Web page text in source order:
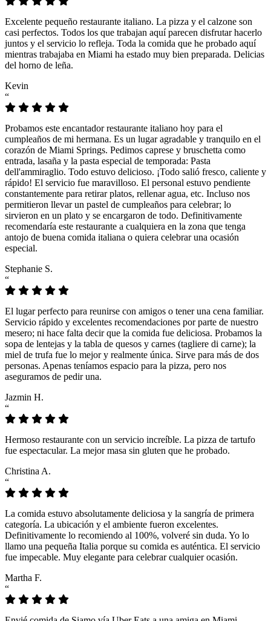
Excelente pequeño restaurante italiano. La pizza y el calzone son
casi perfectos. Todos los que trabajan aquí parecen disfrutar hacerlo
juntos y el servicio lo refleja. Toda la comida que he probado aquí
mientras trabajaba en Miami ha estado muy bien preparada. Delicias
del horno de leña.
Kevin
“
Probamos este encantador restaurante italiano hoy para el
cumpleaños de mi hermana. Es un lugar agradable y tranquilo en el
corazón de Miami Springs. Pedimos caprese y bruschetta como
entrada, lasaña y la pasta especial de temporada: Pasta
dell'ammiraglio. Todo estuvo delicioso. ¡Todo salió fresco, caliente y
rápido! El servicio fue maravilloso. El personal estuvo pendiente
constantemente para retirar platos, rellenar agua, etc. Incluso nos
permitieron llevar un pastel de cumpleaños para celebrar; lo
sirvieron en un plato y se encargaron de todo. Definitivamente
recomendaría este restaurante a cualquiera en la zona que tenga
antojo de buena comida italiana o quiera celebrar una ocasión
especial.
Stephanie S.
“
El lugar perfecto para reunirse con amigos o tener una cena familiar.
Servicio rápido y excelentes recomendaciones por parte de nuestro
mesero; ni hace falta decir que la comida fue deliciosa. Probamos la
sopa de lentejas y la tabla de quesos y carnes (tagliere di carne); la
miel de trufa fue lo mejor y realmente única. Sirve para más de dos
personas. Apenas teníamos espacio para la pizza, pero nos
aseguramos de pedir una.
Jazmin H.
“
Hermoso restaurante con un servicio increíble. La pizza de tartufo
fue espectacular. La mejor masa sin gluten que he probado.
Christina A.
“
La comida estuvo absolutamente deliciosa y la sangría de primera
categoría. La ubicación y el ambiente fueron excelentes.
Definitivamente lo recomiendo al 100%, volveré sin duda. Yo lo
llamo una pequeña Italia porque su comida es auténtica. El servicio
fue impecable. Muy elegante para celebrar cualquier ocasión.
Martha F.
“